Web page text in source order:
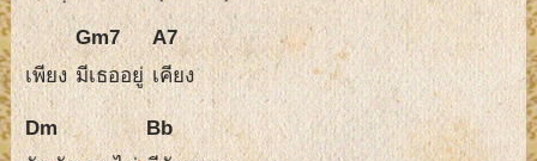
Gm7
A7
เพียง มีเธออยู่ เคียง
Dm
Bb